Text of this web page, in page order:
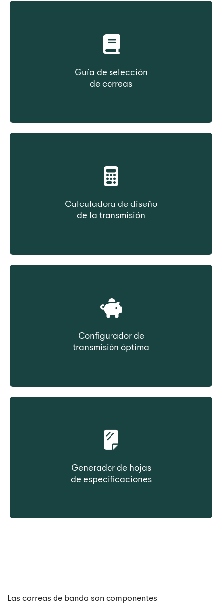
Guía de selección
de correas
construcción
Calculadora de diseño
de la transmisión
de transmisión
Configurador de
transmisión óptima
propiedad
Generador de hojas
de especificaciones
bajo demanda
Las correas de banda son componentes